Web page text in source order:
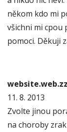
někom kdo mi
všichni mi cpou
pomoci. Děkuji
11. 8. 2013
Zvolte jinou
na choroby